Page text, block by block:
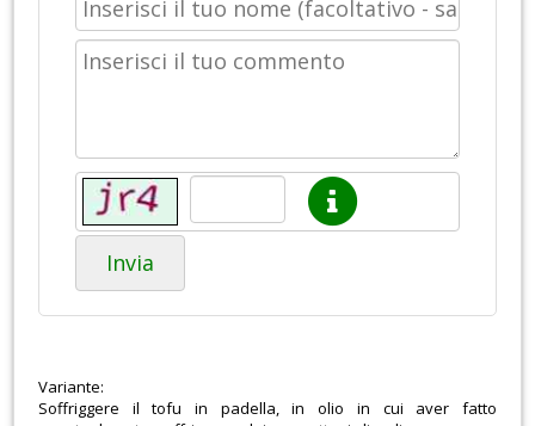
Invia
Variante:
Soffriggere il tofu in padella, in olio in cui aver fatto